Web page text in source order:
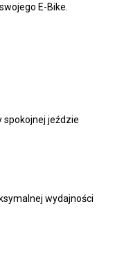
E-Bike.
spokojnej jeździe
wydajności